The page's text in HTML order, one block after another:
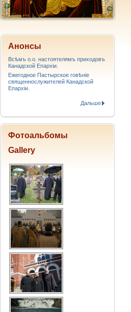
Анонсы
Всѣмъ о.о. настоятелямъ приходовъ
Канадской Епархiи.
Ежегодное Пастырское говѣніе
священнослужителей Канадской
Епархіи.
Дальше
Фотоальбомы
Gallery